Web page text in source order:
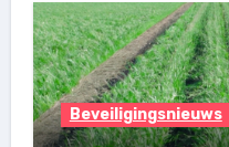
Beveiligingsnieuws